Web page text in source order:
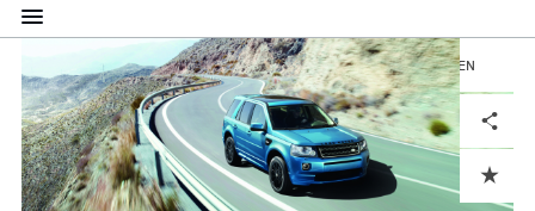
n
c
n
e
n
FRANCE (FRANÇAIS)
SPAIN (ESPAÑOL)
ITALY (ITALIANO)
HERUNTERLADEN
ADD TO CART
Facebook
X LinkedIn Share